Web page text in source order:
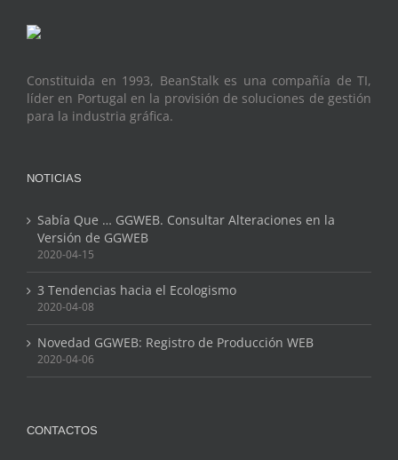
Constituida en 1993, BeanStalk es una compañía de TI,
líder en Portugal en la provisión de soluciones de gestión
para la industria gráfica.
NOTICIAS
Sabía Que … GGWEB. Consultar Alteraciones en la
Versión de GGWEB
2020-04-15
3 Tendencias hacia el Ecologismo
2020-04-08
Novedad GGWEB: Registro de Producción WEB
2020-04-06
CONTACTOS